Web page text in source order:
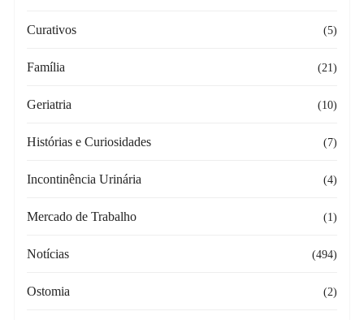
Curativos (5)
Família (21)
Geriatria (10)
Histórias e Curiosidades (7)
Incontinência Urinária (4)
Mercado de Trabalho (1)
Notícias (494)
Ostomia (2)